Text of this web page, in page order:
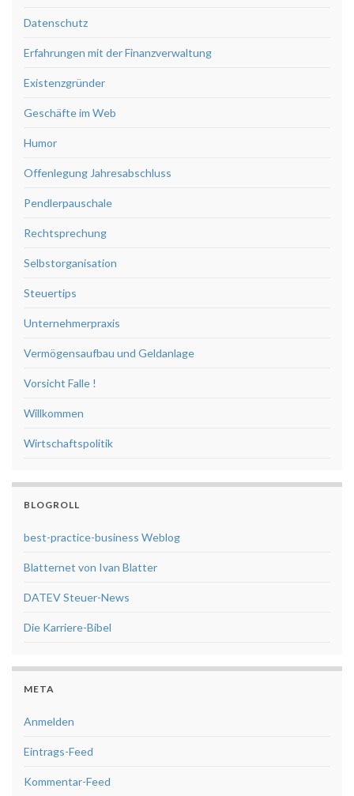
Datenschutz
Erfahrungen mit der Finanzverwaltung
Existenzgründer
Geschäfte im Web
Humor
Offenlegung Jahresabschluss
Pendlerpauschale
Rechtsprechung
Selbstorganisation
Steuertips
Unternehmerpraxis
Vermögensaufbau und Geldanlage
Vorsicht Falle !
Willkommen
Wirtschaftspolitik
BLOGROLL
best-practice-business Weblog
Blatternet von Ivan Blatter
DATEV Steuer-News
Die Karriere-Bibel
META
Anmelden
Eintrags-Feed
Kommentar-Feed